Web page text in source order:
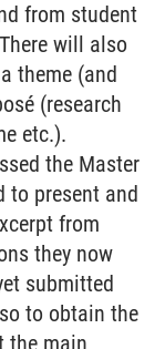
from student
will also
theme (and
(research
etc.).
the Master
to present and
from
they now
submitted
to obtain the
the main